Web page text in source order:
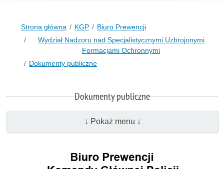
Strona główna KGP
Biuro Prewencji
Wydział Nadzoru nad Specjalistycznymi Uzbrojonymi
Formacjami Ochronnymi
Dokumenty publiczne
Dokumenty publiczne
↓ Pokaż menu ↓